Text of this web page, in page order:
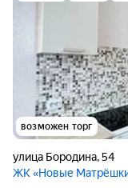
возможен торг
улица Бородина,54
ЖК «Новые